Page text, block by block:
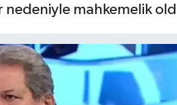
nedeniyle mahkemelik